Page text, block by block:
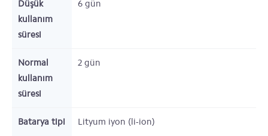
Düşük
kullanım
süresi
6 gün
Normal
kullanım
süresi
2 gün
Batarya tipi Lityum iyon (li-ion)